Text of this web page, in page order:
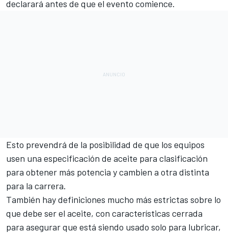
declarará antes de que el evento comience.
Esto prevendrá de la posibilidad de que los equipos
usen una especificación de aceite para clasificación
para obtener más potencia y cambien a otra distinta
para la carrera.
También hay definiciones mucho más estrictas sobre lo
que debe ser el aceite, con características cerrada
para asegurar que está siendo usado solo para lubricar,